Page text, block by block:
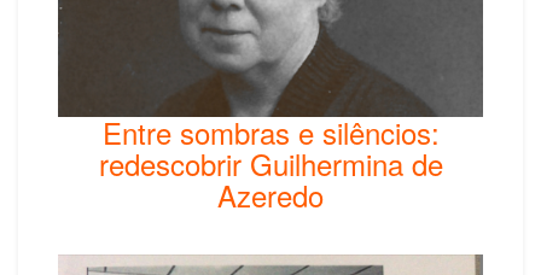
Entre sombras e silêncios:
redescobrir Guilhermina de
Azeredo